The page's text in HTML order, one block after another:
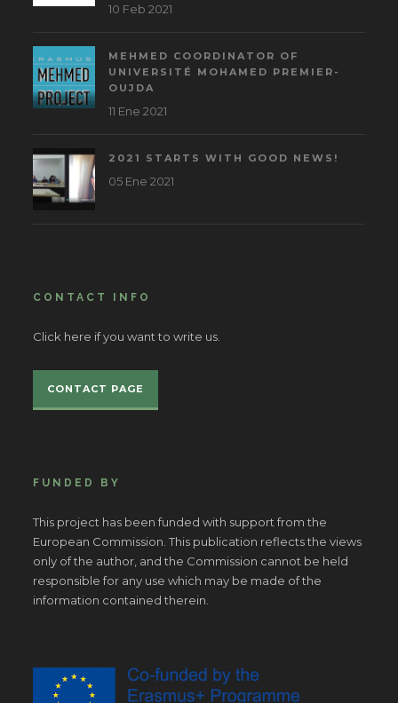
10 Feb 2021
MEHMED COORDINATOR OF
UNIVERSITÉ MOHAMED PREMIER-
OUJDA
11 Ene 2021
2021 STARTS WITH GOOD NEWS!
05 Ene 2021
CONTACT INFO
Click here if you want to write us.
CONTACT PAGE
FUNDED BY
This project has been funded with support from the
European Commission. This publication reflects the views
only of the author, and the Commission cannot be held
responsible for any use which may be made of the
information contained therein.